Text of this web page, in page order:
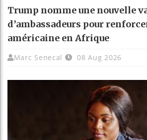
Trump nomme une nouvelle
d’ambassadeurs pour
américaine en Afrique
Marc Senecal 08 Aug 2026